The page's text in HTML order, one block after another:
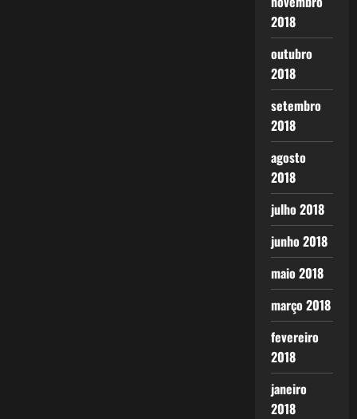
2018
outubro
2018
setembro
2018
agosto
2018
julho 2018
junho 2018
maio 2018
março 2018
fevereiro
2018
janeiro
2018